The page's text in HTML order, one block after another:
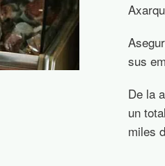
sus
De la
un
miles